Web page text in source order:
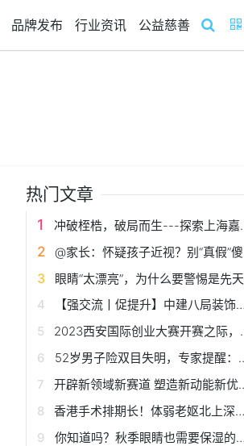
品牌发布 行业资讯 公益慈善
热门文章
冲破桎梏，破局而生---探索上海嘉定大融城的经营之道
@家长：怀疑孩子近视？别“真假”傻傻分不清
眼睛“太漂亮”，为什么要警惕是先天性青光眼？
【强交流丨促提升】中建八局装饰公司南方经理部同总承包公司第二分公司开展对标交流
2023西安国际创业大赛开赛之际，看高端装备制造硬核“出圈”
52岁男子险双目失明，专家提醒：糖尿病患者需警惕青光眼的发生
开辟新领域新赛道 塑造新动能新优势 | 科创赋能 助力西安建设国家创新名城
香港手术排期长！体弱老妪北上深圳，成功在爱尔解决急性泪囊炎
你知道吗？秋季眼睛也需要保湿的哟！